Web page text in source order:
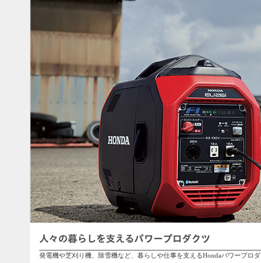
人々の暮らしを支えるパワープロダクツ
発電機や芝刈り機、除雪機など、暮らしや仕事を支えるHondaパワープロ